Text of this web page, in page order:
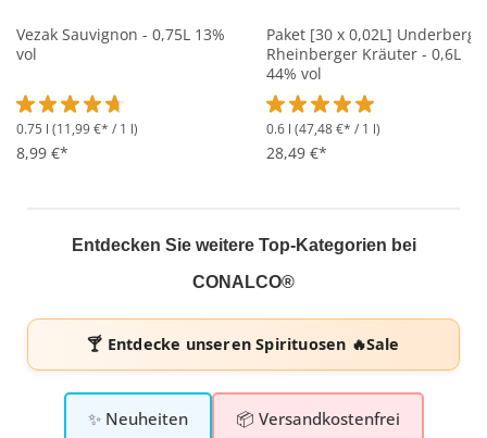
Vezak Sauvignon - 0,75L 13%
vol
Durchschnittliche Bewertung von 4.7 von 5 Sternen
0.75 l (11,99 €* / 1 l)
8,99 €*
Paket [30 x 0,02L] Underberg
Rheinberger Kräuter - 0,6L
44% vol
Durchschnittliche
0.6 l (47,48 €* / 1 l)
28,49 €*
Entdecken Sie weitere Top-Kategorien bei
CONALCO®
🍸 Entdecke unserenSpirituosen 🔥Sale
✨ Neuheiten 📦 Versandkostenfrei